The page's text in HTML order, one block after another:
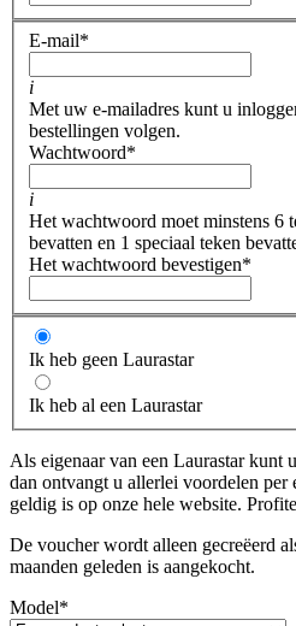
E-mail*
i
Met uw e-mailadres kunt u
bestellingen volgen.
Wachtwoord*
i
Het wachtwoord moet minstens 6
bevatten en 1 speciaal teken
Het wachtwoord bevestigen*
Ik heb geen Laurastar
Ik heb al een Laurastar
Als eigenaar van een Laurastar kunt
dan ontvangt u allerlei voordelen per
geldig is op onze hele website.
De voucher wordt alleen gecreëerd
maanden geleden is aangekocht.
Model*